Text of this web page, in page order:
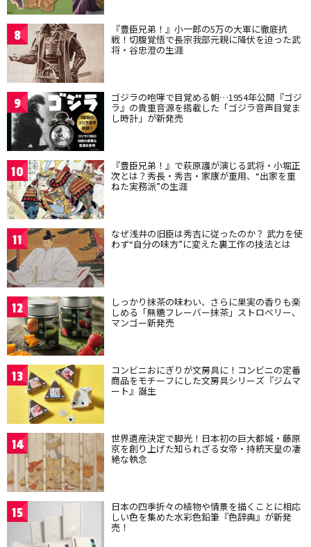
8 『豊臣兄弟！』小一郎の5万の大軍に徹底抗
戦！切腹覚悟で長宗我部元親に降伏を迫った武
将・谷忠澄の生涯
9 ゴジラの咆哮で目覚める朝…1954年公開『ゴジ
ラ』の貴重音源を搭載した「ゴジラ音声目覚ま
し時計」が新発売
10 『豊臣兄弟！』で萩原護が演じる武将・小堀正
次とは？秀長・秀吉・家康が重用、“出家を重
ねた実務派”の生涯
11 なぜ浅井の旧臣は秀吉に従ったのか？ 武力を使
わず“自分の味方”に変えた裏工作の技法とは
12 しっかり抹茶の味わい、さらに果実の香りも楽
しめる「無糖フレーバー抹茶」ストロベリー、
マンゴー新発売
13 コンビニおにぎりが文房具に！コンビニの定番
商品をモチーフにした文房具シリーズ『ジムマ
ート』誕生
14 世界遺産決定で脚光！日本初の巨大都城・藤原
京を創り上げた知られざる女帝・持統天皇の凄
絶な執念
15 日本の四季折々の植物や情景を描くことに相応
しい色を集めた水彩色鉛筆『色辞典』が新発
売！